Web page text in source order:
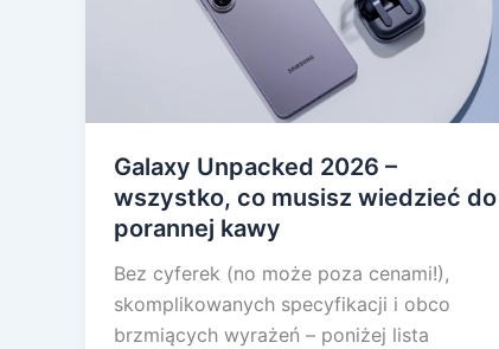
Galaxy Unpacked 2026 –
wszystko, co musisz wiedzieć do
porannej kawy
Bez cyferek (no może poza cenami!),
skomplikowanych specyfikacji i obco
brzmiących wyrażeń – poniżej lista